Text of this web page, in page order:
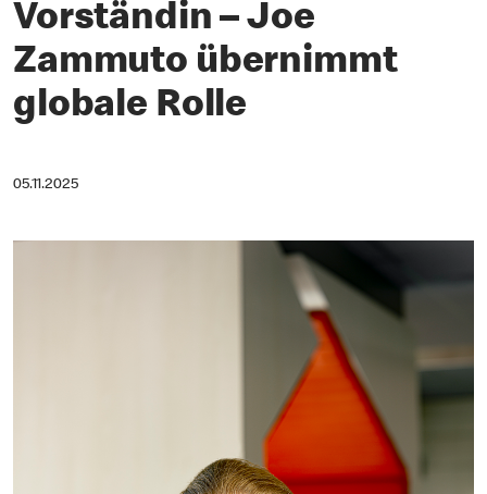
Vorständin – Joe
Zammuto übernimmt
globale Rolle
05.11.2025